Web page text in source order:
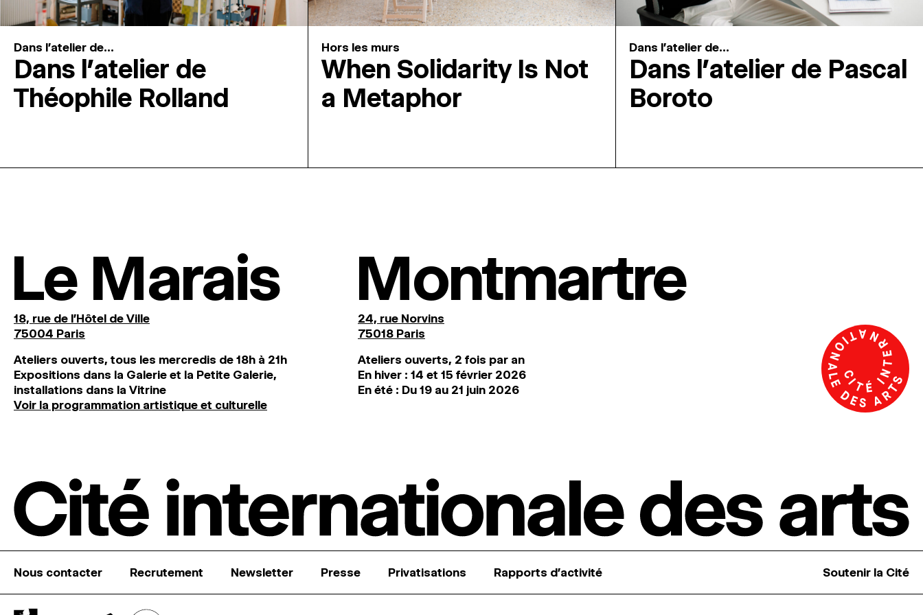
Dans l'atelier de...
Dans l’atelier de
Théophile Rolland
Hors les murs
When Solidarity Is Not
a Metaphor
Dans l'atelier de...
Dans l’atelier de Pascal
Boroto
Le Marais
18, rue de l'Hôtel de Ville
75004 Paris
Ateliers ouverts, tous les mercredis de 18h à 21h
Expositions dans la Galerie et la Petite Galerie,
installations dans la Vitrine
Voir la programmation artistique et culturelle
Montmartre
24, rue Norvins
75018 Paris
Ateliers ouverts, 2 fois par an
En hiver : 14 et 15 février 2026
En été : Du 19 au 21 juin 2026
Nous contacter Recrutement Newsletter Presse Privatisations Rapports d’activité Soutenir la Cité